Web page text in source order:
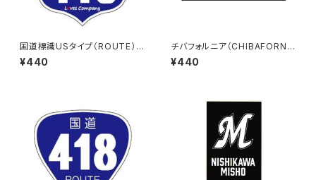
国道標識USタイプ（ROUTE）ス
テッカー 410号線
¥440
チバフォルニア（CHIBAFORNI
A）ステッカーB（Black）
¥440